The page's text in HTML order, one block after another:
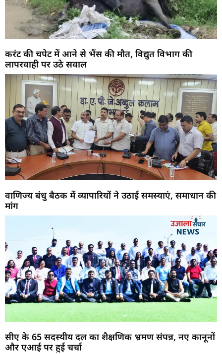
करंट की चपेट में आने से भैंस की मौत, विद्युत विभाग की
लापरवाही पर उठे सवाल
वाणिज्य बंधु बैठक में व्यापारियों ने उठाई समस्याएं, समाधान की
मांग
सीए के 65 सदस्यीय दल का शैक्षणिक भ्रमण संपन्न, नए कानूनों
और एआई पर हुई चर्चा